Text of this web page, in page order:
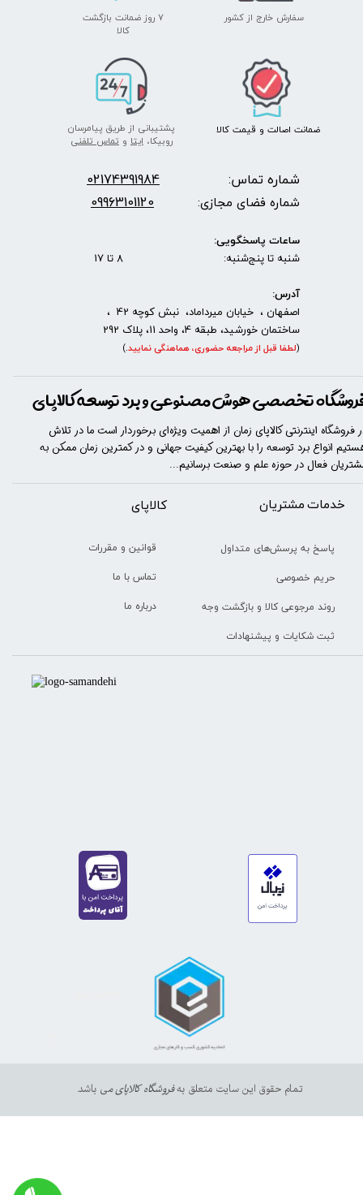
تمام حقوق این سایت متعلق بهفروشگاه کالاپای می باشد.
پشتیبانی از طریق پیامرسان
روبیکا،ایتا وتماس تلفنی
سفارش خارج از کشور
۷ روز ضمانت بازگشت
​​​​​​​کالا
ضمانت اصالت و قیمت​​​​​​​ کالا ​​​​​​​
خدمات مشتریان
پاسخ به پرسش‌های متداول
حریم خصوصی
روند مرجوعی کالا و بازگشت وجه
ثبت شکایات و پیشنهادات
​​کالاپای
قوانین و مقررات
تماس با ما
درباره ما
تخصصی هوش مصنوعی و برد توسعه کالاپای
فروشگاه اینترنتی کالاپای زمان از اهمیت ویژه‌ای برخوردار است ما در تلاش
انواع برد توسعه را با​​​ بهترین کیفیت جهانی و در کمترین زمان ممکن به
فعال در حوزه علم و صنعت برسانیم...
شماره تماس: 02174391984
شماره فضای مجازی: 09963101120
ساعات پاسخگویی:
شنبه تا پنج‌شنبه: 8 تا 17
آدرس:
اصفهان ، خیابان میرداماد، نبش کوچه 42 ،
ساختمان خورشید، طبقه 4، واحد 11، پلاک 292
(لطفا قبل از مراجعه حضوری، هماهنگی نمایید.
)